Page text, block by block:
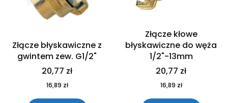
Złącze błyskawiczne z
gwintem zew. G1/2"
20,77 zł
16,89 zł
Złącze kłowe
błyskawiczne do węża
1/2"-13mm
20,77 zł
16,89 zł